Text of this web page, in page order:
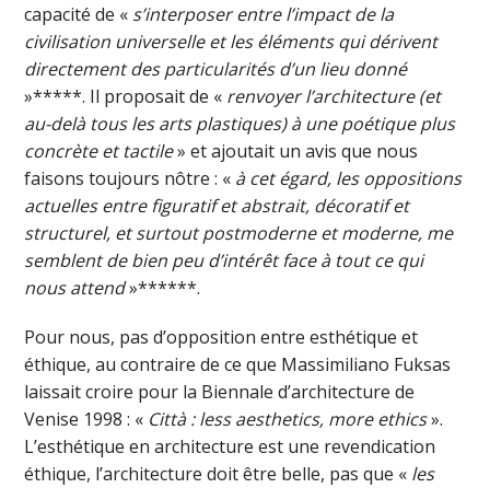
capacité de « s’interposer entre l’impact de la
civilisation universelle et les éléments qui dérivent
directement des particularités d’un lieu donné
»*****. Il proposait de « renvoyer l’architecture (et
au-delà tous les arts plastiques) à une poétique plus
concrète et tactile» et ajoutait un avis que nous
faisons toujours nôtre : « à cet égard, les oppositions
actuelles entre figuratif et abstrait, décoratif et
structurel, et surtout postmoderne et moderne, me
semblent de bien peu d’intérêt face à tout ce qui
nous attend»******.
Pour nous, pas d’opposition entre esthétique et
éthique, au contraire de ce que Massimiliano Fuksas
laissait croire pour la Biennale d’architecture de
Venise 1998 : « Città : less aesthetics, more ethics».
L’esthétique en architecture est une revendication
éthique, l’architecture doit être belle, pas que « les